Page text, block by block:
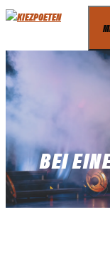
Zum
springen
BEI